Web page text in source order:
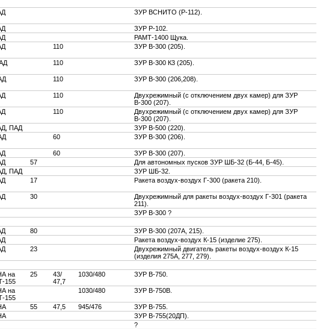
ЗУР ВСНИТО (Р-112).
ЗУР Р-102.
РАМТ-1400 Щука.
110 ЗУР В-300 (205).
110 ЗУР В-300 К3 (205).
110 ЗУР В-300 (206,208).
110
Двухрежимный (с отключением двух камер) для ЗУР
В-300 (207).
110
Двухрежимный (с отключением двух камер) для ЗУР
В-300 (207).
ПАД
ЗУР В-500 (220).
60 ЗУР В-300 (206).
60
ЗУР В-300 (207).
57
Для автономных пусков ЗУР ШБ-32 (Б-44, Б-45).
ПАД
ЗУР ШБ-32.
17 Ракета воздух-воздух Г-300 (ракета 210).
30
Двухрежимный для ракеты воздух-воздух Г-301 (ракета
211).
ЗУР В-300 ?
80
ЗУР В-300 (207А, 215).
Ракета воздух-воздух К-15 (изделие 275).
23
Двухрежимный двигатель ракеты воздух-воздух К-15
(изделия 275А, 277, 279).
на
155
25
43/
47,7
1030/480 ЗУР В-750.
на
155
1030/480 ЗУР В-750В.
55 47,5 945/476
ЗУР В-755.
ЗУР В-755(20ДП).
?